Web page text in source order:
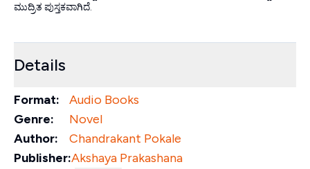
ಮುದ್ರಿತ ಪುಸ್ತಕವಾಗಿದೆ.
Details
Format:
Audio Books
Genre:
Novel
Author:
Chandrakant Pokale
Publisher:Akshaya Prakashana